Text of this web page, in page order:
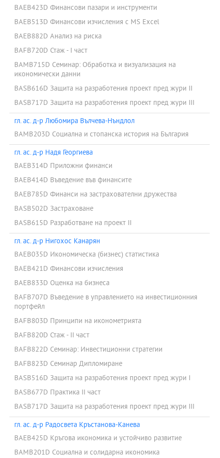
BAEB423D Финансови пазари и инструменти
BAEB513D Финансови изчисления с MS Excel
BAEB882D Анализ на риска
BAFB720D Стаж - I част
BAMB715D Семинар: Обработка и визуализация на
икономически данни
BASB616D Защита на разработения проект пред жури II
BASB717D Защита на разработения проект пред жури III
гл. ас. д-р Любомира Вълчева-Нъндлол
BAMB203D Социална и стопанска история на България
гл. ас. д-р Надя Георгиева
BAEB314D Приложни финанси
BAEB414D Въведение във финансите
BAEB785D Финанси на застрахователни дружества
BASB502D Застраховане
BASB615D Разработване на проект II
гл. ас. д-р Нигохос Канарян
BAEB035D Икономическа (бизнес) статистика
BAEB421D Финансови изчисления
BAEB833D Оценка на бизнеса
BAFB707D Въведение в управлението на инвестиционния
портфейл
BAFB803D Принципи на иконометрията
BAFB820D Стаж - II част
BAFB822D Семинар: Инвестиционни стратегии
BAFB823D Семинар Дипломиране
BASB516D Защита на разработения проект пред жури I
BASB677D Практика II част
BASB717D Защита на разработения проект пред жури III
гл. ас. д-р Радосвета Кръстанова-Канева
BAEB425D Кръгова икономика и устойчиво развитие
BAMB201D Социална и солидарна икономика